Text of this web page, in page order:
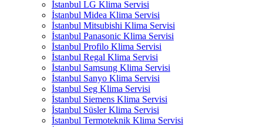
İstanbul LG Klima Servisi
İstanbul Midea Klima Servisi
İstanbul Mitsubishi Klima Servisi
İstanbul Panasonic Klima Servisi
İstanbul Profilo Klima Servisi
İstanbul Regal Klima Servisi
İstanbul Samsung Klima Servisi
İstanbul Sanyo Klima Servisi
İstanbul Seg Klima Servisi
İstanbul Siemens Klima Servisi
İstanbul Süsler Klima Servisi
İstanbul Termoteknik Klima Servisi